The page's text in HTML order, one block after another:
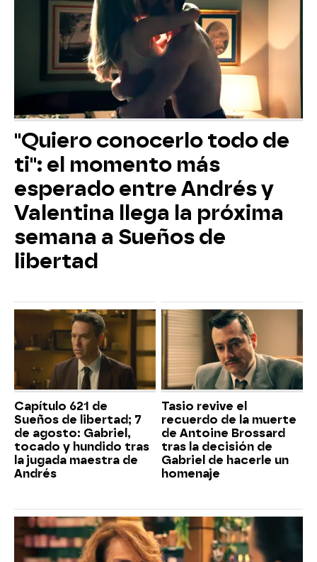
"Quiero conocerlo todo de
ti": el momento más
esperado entre Andrés y
Valentina llega la próxima
semana a Sueños de
libertad
Capítulo 621 de
Sueños de libertad; 7
de agosto: Gabriel,
tocado y hundido tras
la jugada maestra de
Andrés
Tasio revive el
recuerdo de la muerte
de Antoine Brossard
tras la decisión de
Gabriel de hacerle un
homenaje